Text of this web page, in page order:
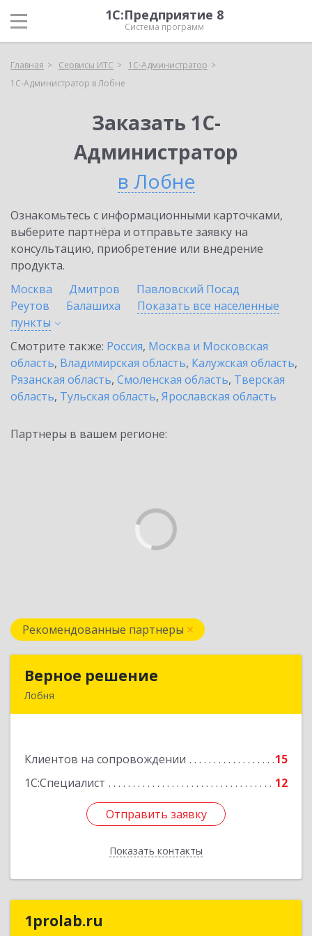
1С:Предприятие 8
Система программ
Главная Сервисы ИТС
1С-Администратор
1С-Администратор в Лобне
Заказать 1С-
Администратор
в Лобне
Ознакомьтесь с информационными карточками,
выберите партнёра и отправьте заявку на
консультацию, приобретение или внедрение
продукта.
Москва
Дмитров
Павловский Посад
Реутов
Балашиха
Показать все населенные
пункты
Смотрите также: Россия, Москва и Московская
область, Владимирская область, Калужская область,
Рязанская область, Смоленская область, Тверская
область, Тульская область, Ярославская область
Партнеры в вашем регионе:
Рекомендованные партнеры
Верное решение
Лобня
Клиентов на сопровождении
15
1С:Специалист
12
Отправить заявку
Показать контакты
Верное решение
Подробнее
Отправить заявку
Назад
1prolab.ru